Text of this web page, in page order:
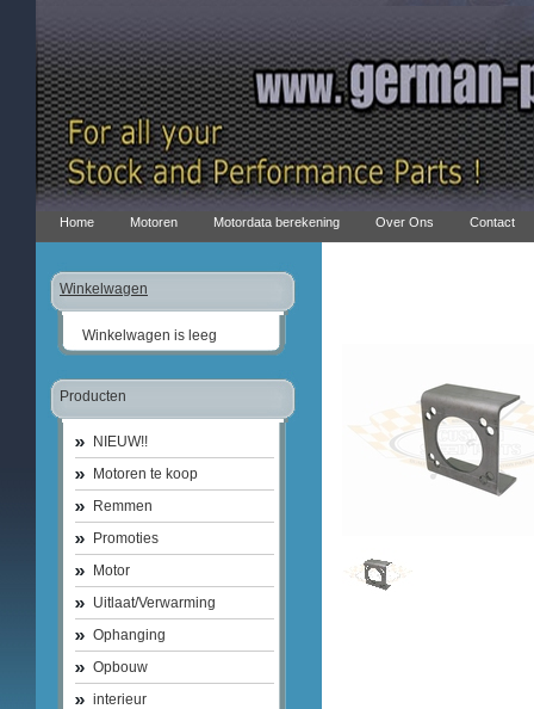
Home Motoren Motordata berekening Over Ons Contact
Winkelwagen
Winkelwagen is leeg
Producten
NIEUW!!
Motoren te koop
Remmen
Promoties
Motor
Uitlaat/Verwarming
Ophanging
Opbouw
interieur